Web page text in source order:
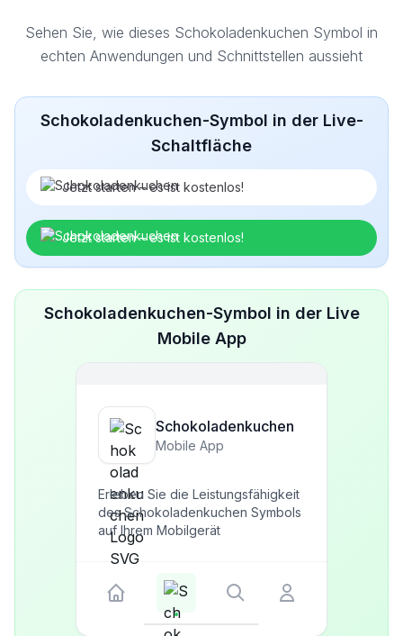
Sehen Sie, wie dieses Schokoladenkuchen Symbol in
echten Anwendungen und Schnittstellen aussieht
Schokoladenkuchen-Symbol in der Live-
Schaltfläche
Jetzt starten – es ist kostenlos!
Jetzt starten – es ist kostenlos!
Schokoladenkuchen-Symbol in der Live
Mobile App
Schokoladenkuchen
Mobile App
Erleben Sie die Leistungsfähigkeit
des Schokoladenkuchen Symbols
auf Ihrem Mobilgerät